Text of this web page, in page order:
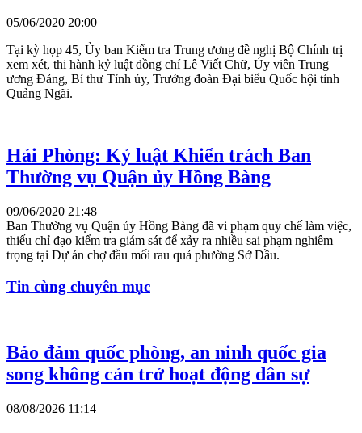
05/06/2020 20:00
Tại kỳ họp 45, Ủy ban Kiểm tra Trung ương đề nghị Bộ Chính trị
xem xét, thi hành kỷ luật đồng chí Lê Viết Chữ, Ủy viên Trung
ương Đảng, Bí thư Tỉnh ủy, Trưởng đoàn Đại biểu Quốc hội tỉnh
Quảng Ngãi.
Hải Phòng: Kỷ luật Khiển trách Ban
Thường vụ Quận ủy Hồng Bàng
09/06/2020 21:48
Ban Thường vụ Quận ủy Hồng Bàng đã vi phạm quy chế làm việc,
thiếu chỉ đạo kiểm tra giám sát để xảy ra nhiều sai phạm nghiêm
trọng tại Dự án chợ đầu mối rau quả phường Sở Dầu.
Tin cùng chuyên mục
Bảo đảm quốc phòng, an ninh quốc gia
song không cản trở hoạt động dân sự
08/08/2026 11:14